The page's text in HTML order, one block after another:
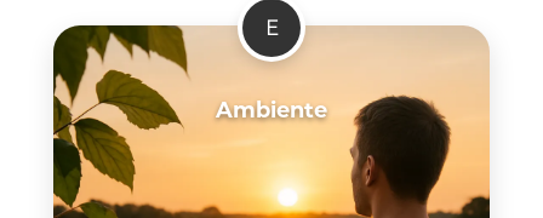
E
Ambiente